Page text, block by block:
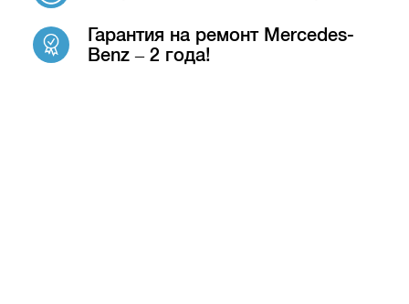
Гарантия на ремонт Mercedes-
Benz – 2 года!